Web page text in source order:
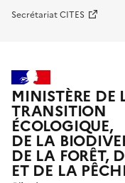
Secrétariat CITES
MINISTÈRE DE
TRANSITION
ÉCOLOGIQUE,
DE LA
DE LA FORÊT,
ET DE LA